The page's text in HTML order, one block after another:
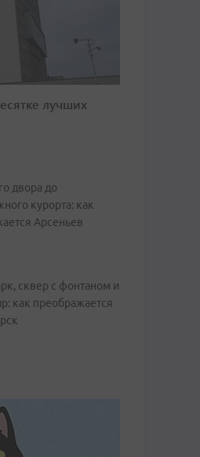
лучших
двора до
курорта: как
Арсеньев
сквер с фонтаном и
как преображается